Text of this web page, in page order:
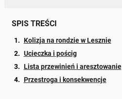
SPIS TREŚCI
Kolizja na rondzie w Lesznie
Ucieczka i pościg
Lista przewinień i aresztowanie
Przestroga i konsekwencje